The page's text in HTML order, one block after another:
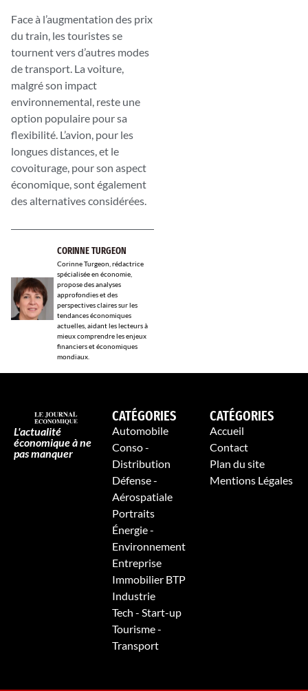
Face à l’augmentation des prix
du train, les touristes se
tournent vers d’autres modes
de transport. La voiture,
malgré son impact
environnemental, reste une
option populaire pour sa
flexibilité. L’avion, pour les
longues distances, et le
covoiturage, pour son aspect
économique, sont également
des alternatives considérées.
CORINNE TURGEON
Corinne Turgeon, rédactrice
spécialisée en économie,
propose des analyses
approfondies et des
perspectives claires sur les
tendances économiques
actuelles, aidant les lecteurs à
mieux comprendre les enjeux
financiers et économiques
mondiaux.
L'actualité
économique à ne
pas manquer
CATÉGORIES
Automobile
Conso -
Distribution
Défense -
Aérospatiale
Portraits
Énergie -
Environnement
Entreprise
Immobilier BTP
Industrie
Tech - Start-up
Tourisme -
Transport
CATÉGORIES
Accueil
Contact
Plan du site
Mentions Légales